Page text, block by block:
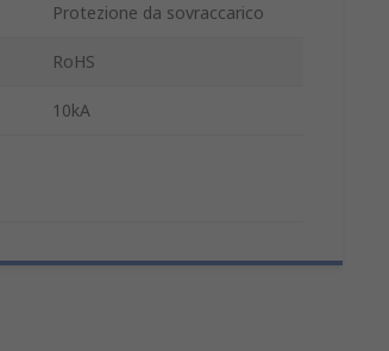
Protezione da sovraccarico
RoHS
10kA